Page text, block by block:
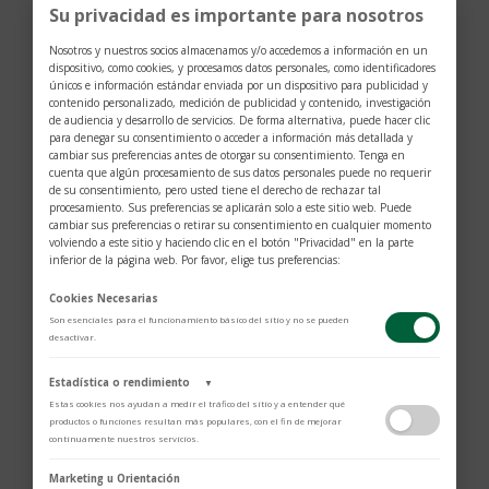
mate, 120 muescas
ESFERA
Azul, mate
CRISTAL
Cristal de zafiro
BRAZALETE
Correa de tejido azul de una sola pieza
Su privacidad es importante para nosotros
Nosotros y nuestros socios almacenamos y/o accedemos a información en un
dispositivo, como cookies, y procesamos datos personales, como identificadores
únicos e información estándar enviada por un dispositivo para publicidad y
contenido personalizado, medición de publicidad y contenido, investigación
de audiencia y desarrollo de servicios. De forma alternativa, puede hacer clic
para denegar su consentimiento o acceder a información más detallada y
cambiar sus preferencias antes de otorgar su consentimiento. Tenga en
cuenta que algún procesamiento de sus datos personales puede no requerir
de su consentimiento, pero usted tiene el derecho de rechazar tal
procesamiento. Sus preferencias se aplicarán solo a este sitio web. Puede
cambiar sus preferencias o retirar su consentimiento en cualquier momento
volviendo a este sitio y haciendo clic en el botón "Privacidad" en la parte
inferior de la página web. Por favor, elige tus preferencias:
Cookies Necesarias
Son esenciales para el funcionamiento básico del sitio y no se pueden
desactivar.
Estadística o rendimiento
▼
Estas cookies nos ayudan a medir el tráfico del sitio y a entender qué
productos o funciones resultan más populares, con el fin de mejorar
continuamente nuestros servicios.
Adobe Analytics
Marketing u Orientación